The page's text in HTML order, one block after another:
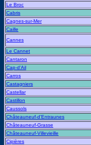
Le Broc
Cabris
Cagnes-sur-Mer
Caille
Cannes
Le Cannet
Cantaron
Cap-d'Ail
Carros
Castagniers
Castellar
Castillon
Caussols
Châteauneuf-d'Entraunes
Châteauneuf-Grasse
Châteauneuf-Villevieille
Cipières